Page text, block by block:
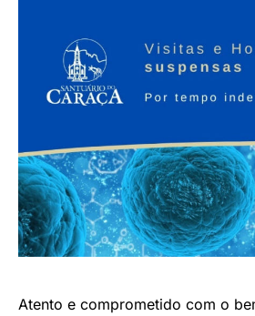
Atento e comprometido com o